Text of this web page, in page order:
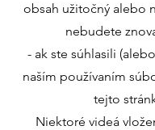
obsah užitočný alebo
nebudete
- ak ste súhlasili
naším používaním
tejto
Niektoré videá